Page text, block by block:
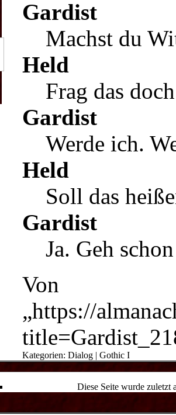
Gardist
Machst du
Held
Frag das
Gardist
Werde ich.
Held
Soll das
Gardist
Ja. Geh
Von
„https://
Kategorien: Dialog | Gothic I
Diese Seite wurde zuletzt